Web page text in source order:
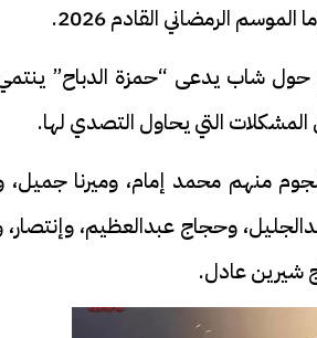
الرمضاني القادم 2026.
شاب يدعى “حمزة الدباح”
المشكلات التي يحاول التصدي لها.
محمد إمام، وميرنا جميل،
وحجاج عبدالعظيم،
شيرين عادل.
في القوصية..
ابني بطل
تصدره